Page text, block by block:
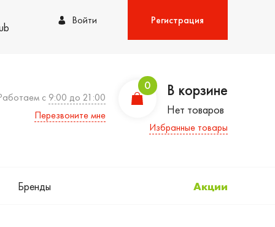
Войти Регистрация
с 9:00 до 21:00
Перезвоните мне
0 В корзине
Нет товаров
Избранные товары
Бренды Акции